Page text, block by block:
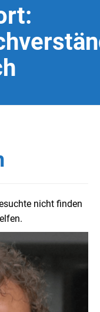
nicht finden